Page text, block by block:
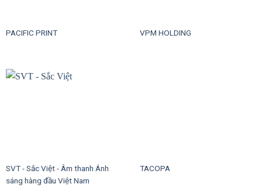
PACIFIC PRINT VPM HOLDING
SVT - Sắc Việt - Âm thanh Ánh
sáng hàng đầu Việt Nam
TACOPA